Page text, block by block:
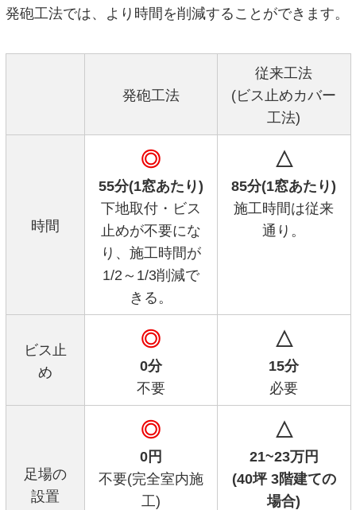
発砲工法では、より時間を削減することができます。
発砲工法
従来工法
(ビス止めカバー
工法)
時間
◎
55分(1窓あたり)
下地取付・ビス
止めが不要にな
り、施工時間が
1/2～1/3削減で
きる。
△
85分(1窓あたり)
施工時間は従来
通り。
ビス止
め
◎
0分
不要
△
15分
必要
足場の
設置
◎
0円
不要(完全室内施
工)
△
21~23万円
(40坪 3階建ての
場合)